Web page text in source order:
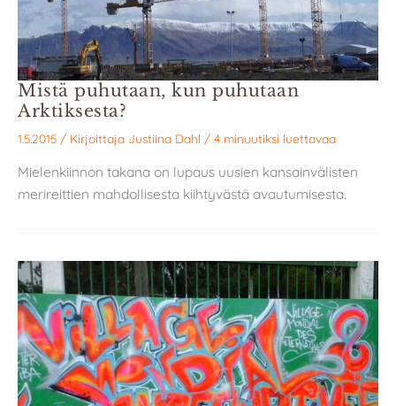
Mistä puhutaan, kun puhutaan
Arktiksesta?
1.5.2015 / Kirjoittaja Justiina Dahl / 4 minuutiksi luettavaa
Mielenkiinnon takana on lupaus uusien kansainvälisten
merireittien mahdollisesta kiihtyvästä avautumisesta.